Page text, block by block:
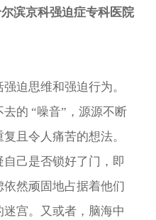
滨京科强迫症专科医院
迫思维和强迫行为。
的 “噪音”，源源不断
且令人痛苦的想法。
己是否锁好了门，即
然顽固地占据着他们
宫。又或者，脑海中